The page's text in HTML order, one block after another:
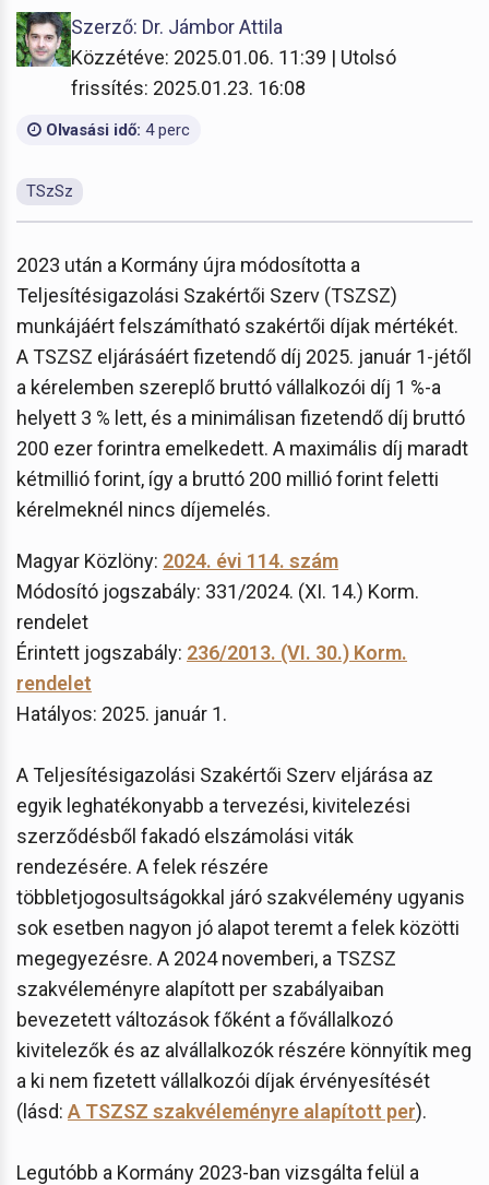
Szerző: Dr. Jámbor Attila
Közzétéve: 2025.01.06. 11:39 | Utolsó
frissítés: 2025.01.23. 16:08
Olvasási idő: 4 perc
TSzSz
2023 után a Kormány újra módosította a
Teljesítésigazolási Szakértői Szerv (TSZSZ)
munkájáért felszámítható szakértői díjak mértékét.
A TSZSZ eljárásáért fizetendő díj 2025. január 1-jétől
a kérelemben szereplő bruttó vállalkozói díj 1 %-a
helyett 3 % lett, és a minimálisan fizetendő díj bruttó
200 ezer forintra emelkedett. A maximális díj maradt
kétmillió forint, így a bruttó 200 millió forint feletti
kérelmeknél nincs díjemelés.
Magyar Közlöny: 2024. évi 114. szám
Módosító jogszabály: 331/2024. (XI. 14.) Korm.
rendelet
Érintett jogszabály: 236/2013. (VI. 30.) Korm.
rendelet
Hatályos: 2025. január 1.
A Teljesítésigazolási Szakértői Szerv eljárása az
egyik leghatékonyabb a tervezési, kivitelezési
szerződésből fakadó elszámolási viták
rendezésére. A felek részére
többletjogosultságokkal járó szakvélemény ugyanis
sok esetben nagyon jó alapot teremt a felek közötti
megegyezésre. A 2024 novemberi, a TSZSZ
szakvéleményre alapított per szabályaiban
bevezetett változások főként a fővállalkozó
kivitelezők és az alvállalkozók részére könnyítik meg
a ki nem fizetett vállalkozói díjak érvényesítését
(lásd: A TSZSZ szakvéleményre alapított per).
Legutóbb a Kormány 2023-ban vizsgálta felül a